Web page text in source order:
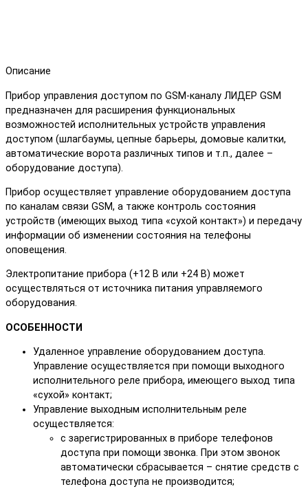
Описание
Прибор управления доступом по GSM-каналу ЛИДЕР GSM
предназначен для расширения функциональных
возможностей исполнительных устройств управления
доступом (шлагбаумы, цепные барьеры, домовые калитки,
автоматические ворота различных типов и т.п., далее –
оборудование доступа).
Прибор осуществляет управление оборудованием доступа
по каналам связи GSM, а также контроль состояния
устройств (имеющих выход типа «сухой контакт») и передачу
информации об изменении состояния на телефоны
оповещения.
Электропитание прибора (+12 В или +24 В) может
осуществляться от источника питания управляемого
оборудования.
ОСОБЕННОСТИ
Удаленное управление оборудованием доступа.
Управление осуществляется при помощи выходного
исполнительного реле прибора, имеющего выход типа
«сухой» контакт;
Управление выходным исполнительным реле
осуществляется:
с зарегистрированных в приборе телефонов
доступа при помощи звонка. При этом звонок
автоматически сбрасывается – снятие средств с
телефона доступа не производится;